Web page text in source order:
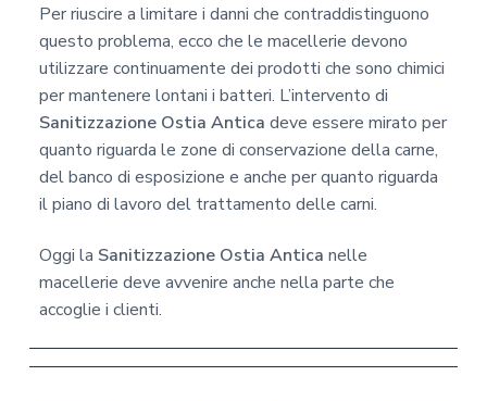
Per riuscire a limitare i danni che contraddistinguono
questo problema, ecco che le macellerie devono
utilizzare continuamente dei prodotti che sono chimici
per mantenere lontani i batteri. L’intervento di
Sanitizzazione Ostia Antica deve essere mirato per
quanto riguarda le zone di conservazione della carne,
del banco di esposizione e anche per quanto riguarda
il piano di lavoro del trattamento delle carni.
Oggi la Sanitizzazione Ostia Antica nelle
macellerie deve avvenire anche nella parte che
accoglie i clienti.